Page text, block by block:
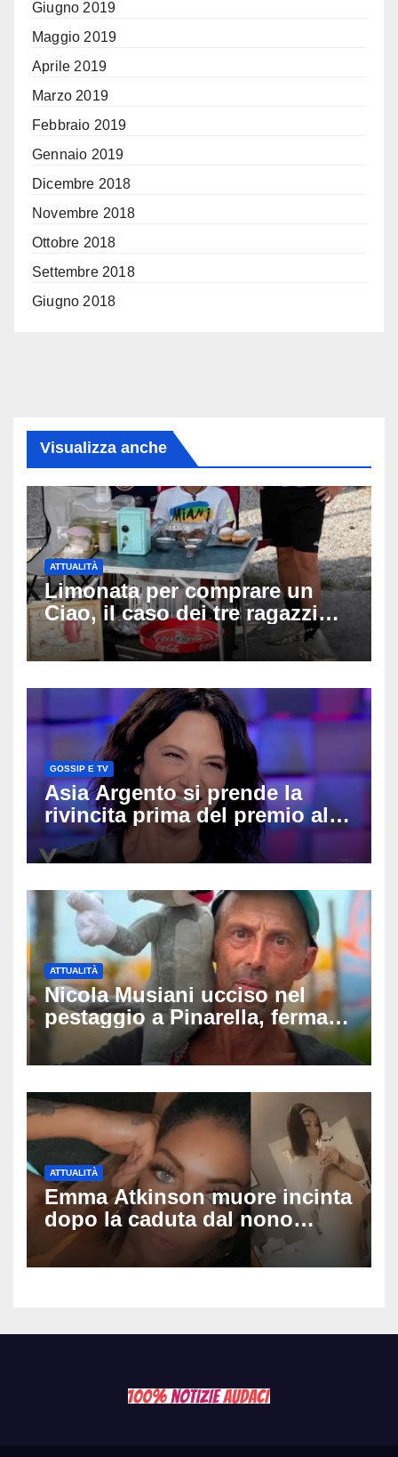
Giugno 2019
Maggio 2019
Aprile 2019
Marzo 2019
Febbraio 2019
Gennaio 2019
Dicembre 2018
Novembre 2018
Ottobre 2018
Settembre 2018
Giugno 2018
Visualizza anche
ATTUALITÀ
Limonata per comprare un
Ciao, il caso dei tre ragazzi
divide l’Italia: Fedriga li invita
in Regione, Vannacci li
GOSSIP E TV
Asia Argento si prende la
rivincita prima del premio alla
carriera: «Mi chiamano
raccomandata e cagna»
ATTUALITÀ
Nicola Musiani ucciso nel
pestaggio a Pinarella, fermati
quattro giovani: la svolta
dopo video, intercettazioni e
ATTUALITÀ
Emma Atkinson muore incinta
dopo la caduta dal nono
piano: la figlia nasce 30
minuti dopo e sta bene